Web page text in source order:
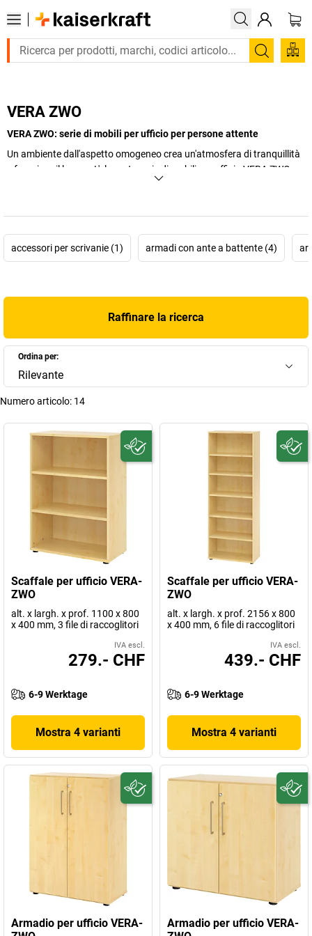
Trova
VERA ZWO
VERA ZWO: serie di mobili per ufficio per persone attente
Un ambiente dall'aspetto omogeneo crea un'atmosfera di tranquillità
e favorisce il lavoro. L'elegante serie di mobili per ufficio VERA ZWO
semplifica l'allestimento del tuo ufficio, e anche il tuo budget ne sarà
accessori per scrivanie (1)
armadi con ante a battente (4)
Raffinare la ricerca
Ordina per:
Rilevante
Numero articolo: 14
Scaffale per ufficio VERA-
ZWO
alt. x largh. x prof. 1100 x 800
x 400 mm, 3 file di raccoglitori
IVA escl.
279.- CHF
6-9 Werktage
Mostra 4 varianti
Scaffale per ufficio VERA-
ZWO
alt. x largh. x prof. 2156 x 800
x 400 mm, 6 file di raccoglitori
IVA escl.
439.- CHF
6-9 Werktage
Mostra 4 varianti
Armadio per ufficio VERA-
Armadio per ufficio VERA-